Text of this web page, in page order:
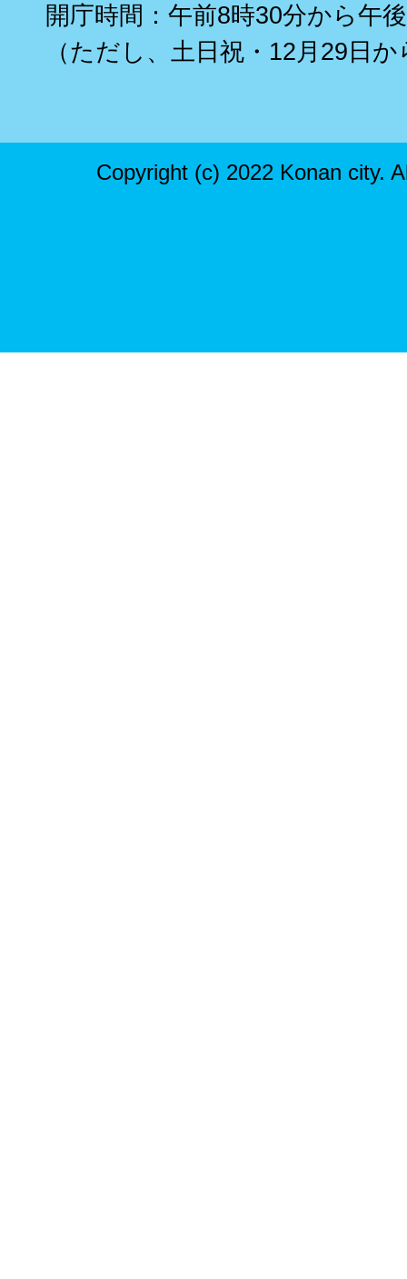
開庁時間：午前8時30分から午
（ただし、土日祝・12月29日
Copyright (c) 2022 Konan city.